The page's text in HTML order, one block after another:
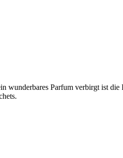
Parfum verbirgt ist die